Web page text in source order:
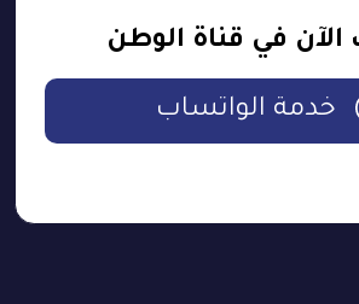
الآن في قناة الوطن
خدمة الواتساب